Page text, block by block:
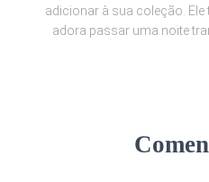
adicionar à sua coleção.
adora passar uma noite